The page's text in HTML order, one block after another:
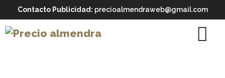
Contacto Publicidad: precioalmendraweb@gmail.com